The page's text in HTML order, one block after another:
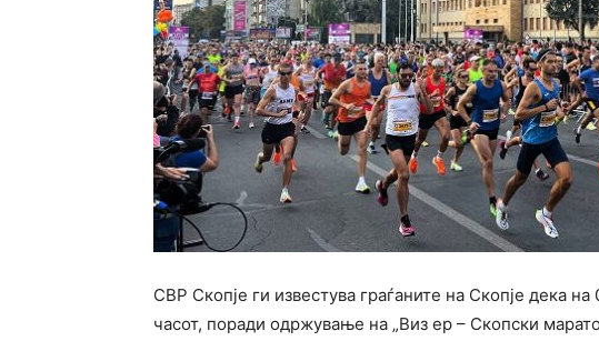
СВР Скопје ги известува граѓаните на Скопје дека
часот, поради одржување на „Виз ер – Скопски